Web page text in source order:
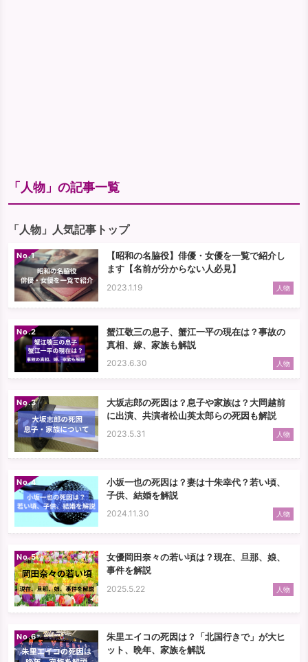
「人物」の記事一覧
「人物」人気記事トップ
No.
【昭和の名脇役】俳優・女優を一覧で紹介し
ます【名前が分からない人必見】
2023.1.19 人物
No.
蟹江敬三の息子、蟹江一平の現在は？事故の
真相、嫁、家族も解説
2023.6.30 人物
No.
大坂志郎の死因は？息子や家族は？大岡越前
に出演、共演者松山英太郎らの死因も解説
2023.5.31 人物
No.
小坂一也の死因は？妻は十朱幸代？若い頃、
子供、結婚を解説
2024.11.30 人物
No.
女優岡田奈々の若い頃は？現在、旦那、娘、
事件を解説
2025.5.22 人物
No.
朱里エイコの死因は？「北国行きで」が大ヒ
ット、晩年、家族を解説